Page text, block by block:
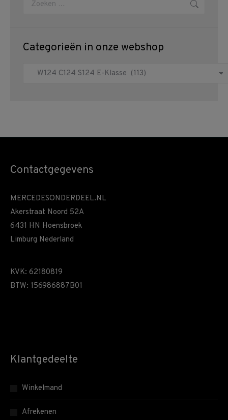
Categorieën in onze webshop
Contactgegevens
MERCEDESONDERDEEL.NL
Akerstraat Noord 52A
6431 HN Hoensbroek
Limburg Nederland
KVK: 62180819
BTW: 156986887B01
Klantgedeelte
Winkelmand
Afrekenen